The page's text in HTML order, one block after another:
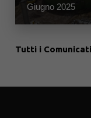
Giugno 2025
Tutti i